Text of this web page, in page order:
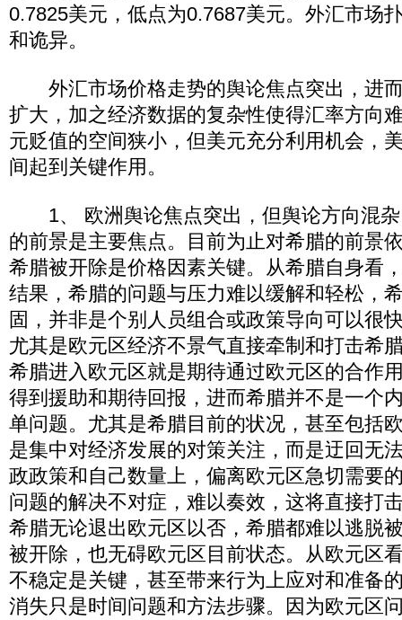
0.7825美元，低点为0.7687美元。外汇市场
和诡异。
外汇市场价格走势的舆论焦点突出，进
扩大，加之经济数据的复杂性使得汇率方向
元贬值的空间狭小，但美元充分利用机会，
间起到关键作用。
1、 欧洲舆论焦点突出，但舆论方向混杂
的前景是主要焦点。目前为止对希腊的前景
希腊被开除是价格因素关键。从希腊自身看
结果，希腊的问题与压力难以缓解和轻松，
固，并非是个别人员组合或政策导向可以很
尤其是欧元区经济不景气直接牵制和打击希
希腊进入欧元区就是期待通过欧元区的合作
得到援助和期待回报，进而希腊并不是一个
单问题。尤其是希腊目前的状况，甚至包括
是集中对经济发展的对策关注，而是迂回无
政政策和自己数量上，偏离欧元区急切需要
问题的解决不对症，难以奏效，这将直接打
希腊无论退出欧元区以否，希腊都难以逃脱
被开除，也无碍欧元区目前状态。从欧元区
不稳定是关键，甚至带来行为上应对和准备
消失只是时间问题和方法步骤。因为欧元区